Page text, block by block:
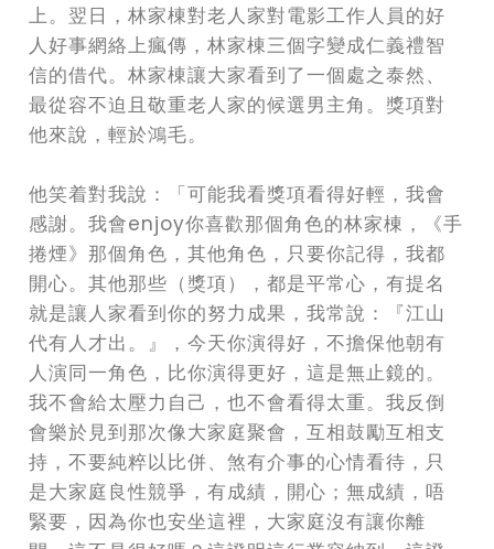
上。翌日，林家棟對老人家對電影工作人員的好
人好事網絡上瘋傳，林家棟三個字變成仁義禮智
信的借代。林家棟讓大家看到了一個處之泰然、
最從容不迫且敬重老人家的候選男主角。獎項對
他來說，輕於鴻毛。
他笑着對我說：「可能我看獎項看得好輕，我會
感謝。我會enjoy你喜歡那個角色的林家棟，《手
捲煙》那個角色，其他角色，只要你記得，我都
開心。其他那些（獎項），都是平常心，有提名
就是讓人家看到你的努力成果，我常說：『江山
代有人才出。』，今天你演得好，不擔保他朝有
人演同一角色，比你演得更好，這是無止鏡的。
我不會給太壓力自己，也不會看得太重。我反倒
會樂於見到那次像大家庭聚會，互相鼓勵互相支
持，不要純粹以比併、煞有介事的心情看待，只
是大家庭良性競爭，有成績，開心；無成績，唔
緊要，因為你也安坐這裡，大家庭沒有讓你離